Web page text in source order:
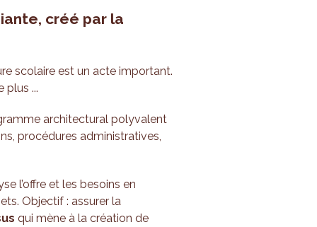
créé par la
scolaire est un acte important.
plus ...
architectural polyvalent
procédures administratives,
l’offre et les besoins en
Objectif : assurer la
qui mène à la création de